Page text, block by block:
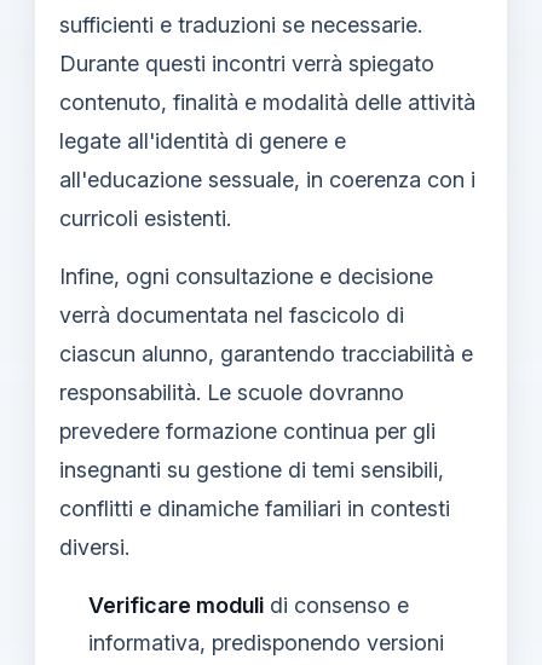
sufficienti e traduzioni se necessarie.
Durante questi incontri verrà spiegato
contenuto, finalità e modalità delle attività
legate all'identità di genere e
all'educazione sessuale, in coerenza con i
curricoli esistenti.
Infine, ogni consultazione e decisione
verrà documentata nel fascicolo di
ciascun alunno, garantendo tracciabilità e
responsabilità. Le scuole dovranno
prevedere formazione continua per gli
insegnanti su gestione di temi sensibili,
conflitti e dinamiche familiari in contesti
diversi.
Verificare moduli di consenso e
informativa, predisponendo versioni